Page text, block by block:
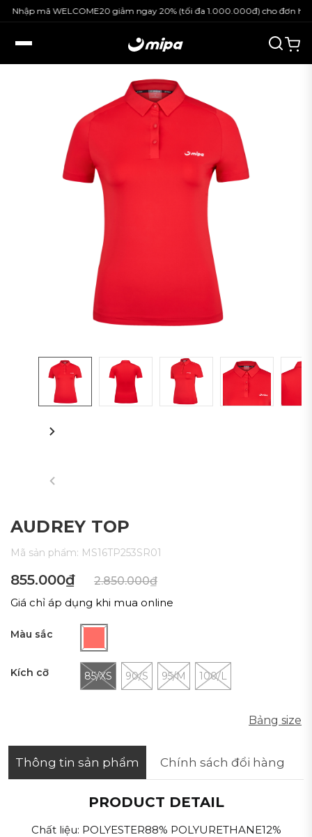
giảm ngay 20% (tối đa 1.000.000đ) cho đơn hàng nguyên giá.
AUDREY TOP
Mã sản phẩm: MS16TP253SR01
855.000₫
2.850.000₫
Giá chỉ áp dụng khi mua online
Màu sắc
Kích cỡ 85/XS 90/S 95/M 100/L
Bảng size
Thông tin sản phẩm Chính sách đổi hàng
PRODUCT DETAIL
Chất liệu: POLYESTER88% POLYURETHANE12%